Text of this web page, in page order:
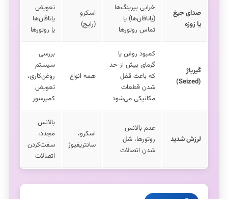
صدای جیغ
یا زوزه
خرابی بیرینگ‌ها
(یاتاقان‌ها) یا
تماس روتورها
اسکرو
(رایج)
تعویض
یاتاقان‌ها
یا روتورها
گیرپاژ
(Seized)
کمبود روغن یا
گرمای بیش از حد
که باعث قفل
شدن قطعات
مکانیکی می‌شود
همه انواع
بررسی
سیستم
روغن‌کاری،
تعویض
کمپرسور
لرزش شدید
عدم بالانس
روتورها، شل
شدن اتصالات
اسکرو،
سانتریفیوژ
بالانس
مجدد،
سفت‌کردن
اتصالات